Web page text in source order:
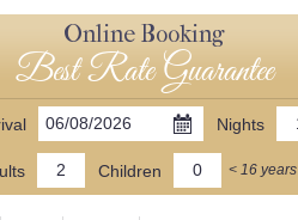
Online Booking
Best Rate Guarantee
Nights
Children < 16 years